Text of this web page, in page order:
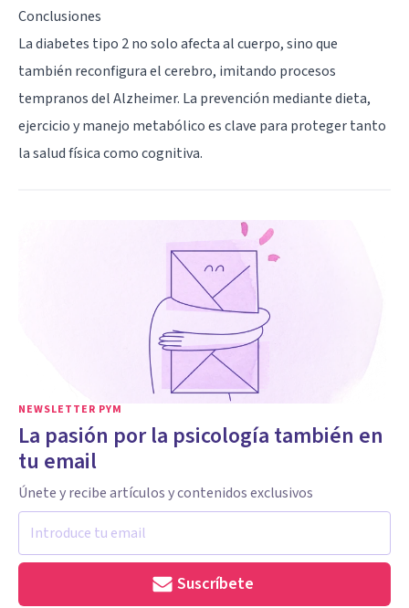
Conclusiones
La diabetes tipo 2 no solo afecta al cuerpo, sino que
también reconfigura el cerebro, imitando procesos
tempranos del Alzheimer. La prevención mediante dieta,
ejercicio y manejo metabólico es clave para proteger tanto
la salud física como cognitiva.
NEWSLETTER PYM
La pasión por la psicología también en
tu email
Únete y recibe artículos y contenidos exclusivos
Suscríbete